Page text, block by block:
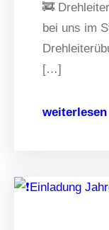
🚒
bei uns im
[…]
weiterlesen